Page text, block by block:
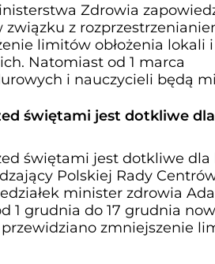
Zdrowia
z
limitów obłożenia lokali
Natomiast od 1 marca
i nauczycieli będą
świętami jest dotkliwe dla
świętami jest dotkliwe dla
Polskiej Rady
minister zdrowia
1 grudnia do 17 grudnia
zmniejszenie